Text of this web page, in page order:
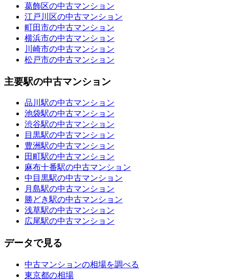
葛飾区の中古マンション
江戸川区の中古マンション
町田市の中古マンション
横浜市の中古マンション
川崎市の中古マンション
松戸市の中古マンション
主要駅の中古マンション
品川駅の中古マンション
池袋駅の中古マンション
渋谷駅の中古マンション
目黒駅の中古マンション
豊洲駅の中古マンション
田町駅の中古マンション
麻布十番駅の中古マンション
中目黒駅の中古マンション
月島駅の中古マンション
勝どき駅の中古マンション
浅草駅の中古マンション
広尾駅の中古マンション
データで見る
中古マンションの相場を調べる
東京都の相場